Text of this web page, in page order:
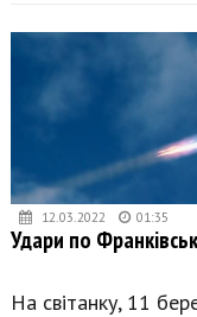
12.03.2022 01:35
Удари по
На світанку, 11